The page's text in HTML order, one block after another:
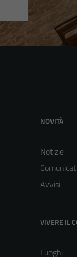
NOVITÀ
Notizie
Comunicati
Avvisi
VIVERE IL
Luoghi